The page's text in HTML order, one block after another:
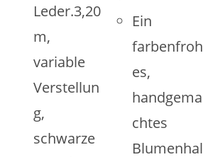
Leder.3,20
m,
variable
Verstellun
g,
schwarze
Ein
farbenfroh
es,
handgema
chtes
Blumenhal